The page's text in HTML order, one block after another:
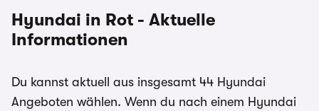
Hyundai in Rot - Aktuelle
Informationen
Du kannst aktuell aus insgesamt 44 Hyundai
Angeboten wählen. Wenn du nach einem Hyundai